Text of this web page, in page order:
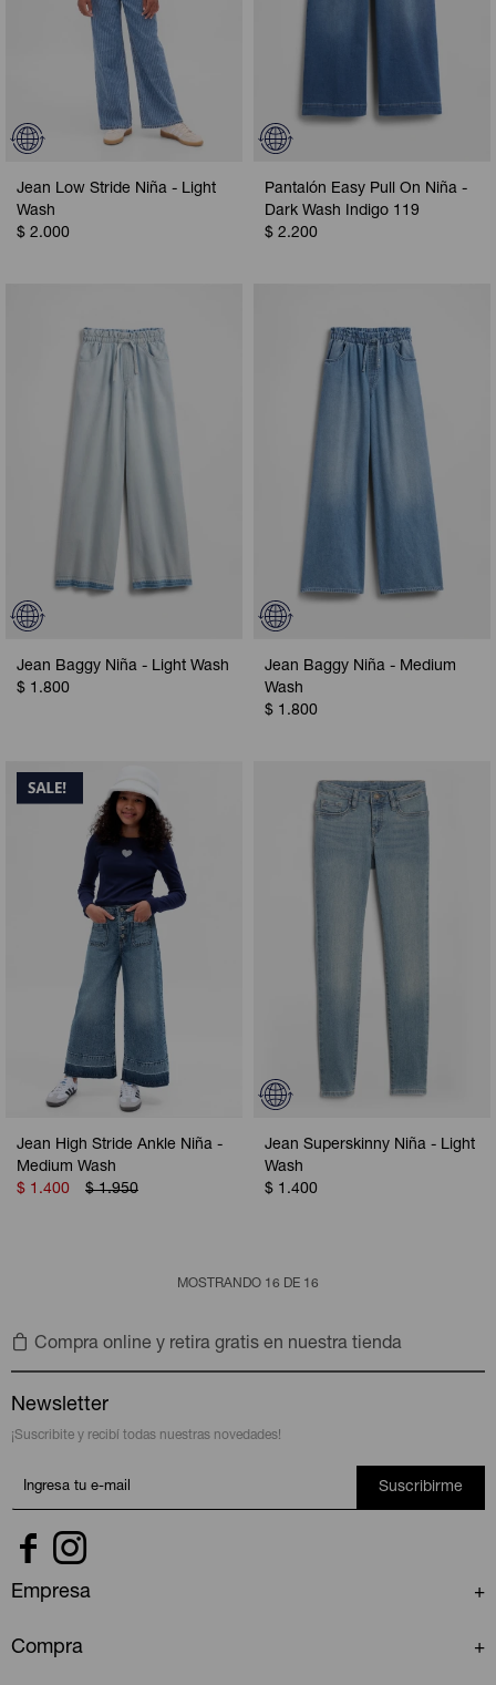
Jean Low Stride Niña - Light
Wash
$ 2.000
Pantalón Easy Pull On Niña -
Dark Wash Indigo 119
$ 2.200
Jean Baggy Niña - Light Wash
$ 1.800
Jean Baggy Niña - Medium
Wash
$ 1.800
Jean High Stride Ankle Niña -
Medium Wash
$ 1.400 $ 1.950
Jean Superskinny Niña - Light
Wash
$ 1.400
MOSTRANDO 16 DE 16
Compra online y retira gratis en nuestra tienda
Newsletter
¡Suscribite y recibí todas nuestras novedades!
Suscribirme
 
Empresa
Compra